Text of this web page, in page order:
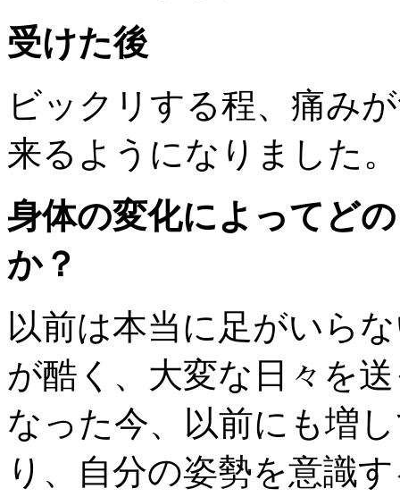
受けた後
ビックリする程、痛み
来るようになりました。
身体の変化によってど
か？
以前は本当に足がいら
が酷く、大変な日々を
なった今、以前にも増
り、自分の姿勢を意識